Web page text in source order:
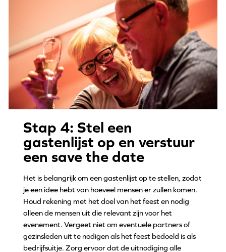
Stap 4: Stel een
gastenlijst op en verstuur
een save the date
Het is belangrijk om een gastenlijst op te stellen, zodat
je een idee hebt van hoeveel mensen er zullen komen.
Houd rekening met het doel van het feest en nodig
alleen de mensen uit die relevant zijn voor het
evenement. Vergeet niet om eventuele partners of
gezinsleden uit te nodigen als het feest bedoeld is als
bedrijfsuitje. Zorg ervoor dat de uitnodiging alle